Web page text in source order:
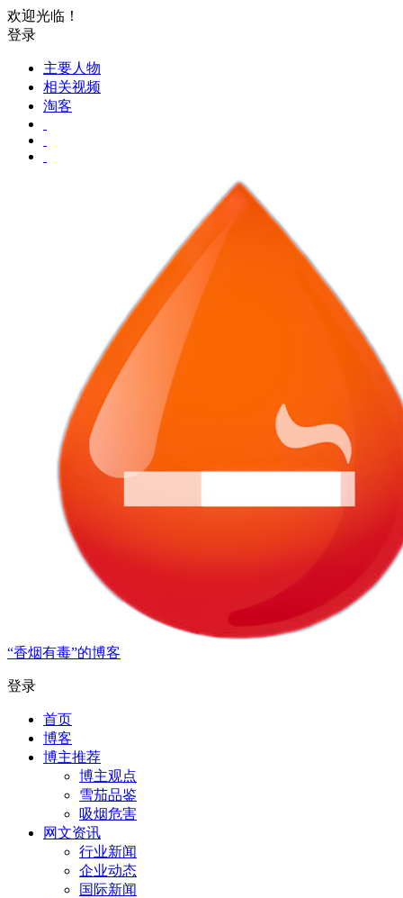
欢迎光临！
登录
主要人物
相关视频
淘客
“香烟有毒”的博客
登录
首页
博客
博主推荐
博主观点
雪茄品鉴
吸烟危害
网文资讯
行业新闻
企业动态
国际新闻